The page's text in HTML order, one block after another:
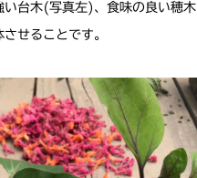
い台木(写真左)、食味の良い穂木
せることです。